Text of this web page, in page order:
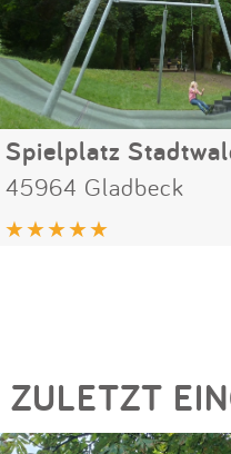
Spielplatz
45964 Gladbeck
ZULETZT